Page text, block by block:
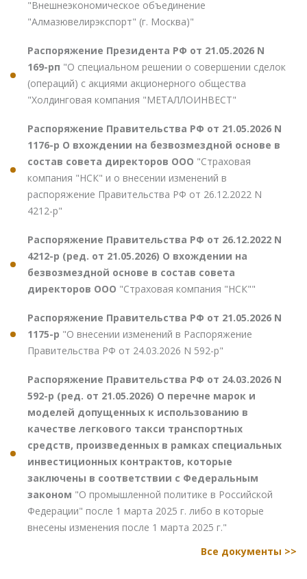
"Внешнеэкономическое объединение
"Алмазювелирэкспорт" (г. Москва)"
Распоряжение Президента РФ от 21.05.2026 N
169-рп "О специальном решении о совершении сделок
(операций) с акциями акционерного общества
"Холдинговая компания "МЕТАЛЛОИНВЕСТ"
Распоряжение Правительства РФ от 21.05.2026 N
1176-р О вхождении на безвозмездной основе в
состав совета директоров ООО "Страховая
компания "НСК" и о внесении изменений в
распоряжение Правительства РФ от 26.12.2022 N
4212-р"
Распоряжение Правительства РФ от 26.12.2022 N
4212-р (ред. от 21.05.2026) О вхождении на
безвозмездной основе в состав совета
директоров ООО "Страховая компания "НСК""
Распоряжение Правительства РФ от 21.05.2026 N
1175-р "О внесении изменений в Распоряжение
Правительства РФ от 24.03.2026 N 592-р"
Распоряжение Правительства РФ от 24.03.2026 N
592-р (ред. от 21.05.2026) О перечне марок и
моделей допущенных к использованию в
качестве легкового такси транспортных
средств, произведенных в рамках специальных
инвестиционных контрактов, которые
заключены в соответствии с Федеральным
законом "О промышленной политике в Российской
Федерации" после 1 марта 2025 г. либо в которые
внесены изменения после 1 марта 2025 г."
Все документы >>